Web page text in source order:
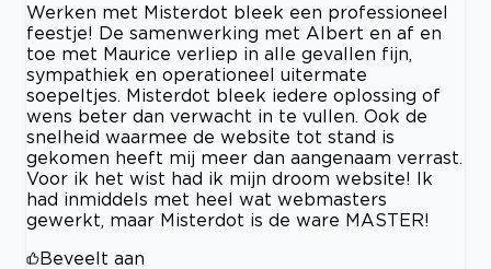
Werken met Misterdot bleek een professioneel
feestje! De samenwerking met Albert en af en
toe met Maurice verliep in alle gevallen fijn,
sympathiek en operationeel uitermate
soepeltjes. Misterdot bleek iedere oplossing of
wens beter dan verwacht in te vullen. Ook de
snelheid waarmee de website tot stand is
gekomen heeft mij meer dan aangenaam verrast.
Voor ik het wist had ik mijn droom website! Ik
had inmiddels met heel wat webmasters
gewerkt, maar Misterdot is de ware MASTER!
Beveelt aan